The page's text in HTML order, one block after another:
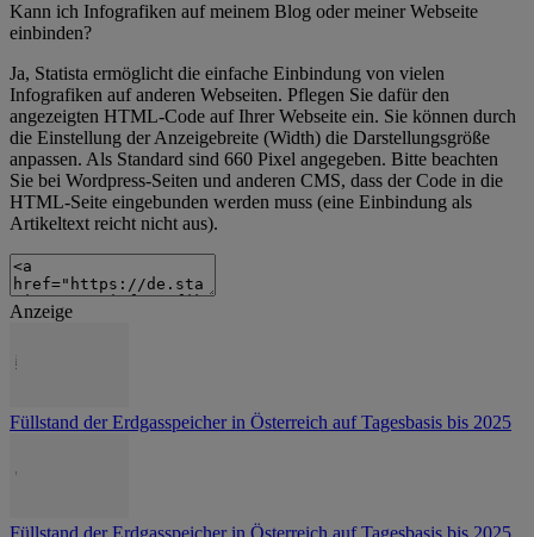
Kann ich Infografiken auf meinem Blog oder meiner Webseite
einbinden?
Ja, Statista ermöglicht die einfache Einbindung von vielen
Infografiken auf anderen Webseiten. Pflegen Sie dafür den
angezeigten HTML-Code auf Ihrer Webseite ein. Sie können durch
die Einstellung der Anzeigebreite (Width) die Darstellungsgröße
anpassen. Als Standard sind 660 Pixel angegeben. Bitte beachten
Sie bei Wordpress-Seiten und anderen CMS, dass der Code in die
HTML-Seite eingebunden werden muss (eine Einbindung als
Artikeltext reicht nicht aus).
Anzeige
Füllstand der Erdgasspeicher in Österreich auf Tagesbasis bis 2025